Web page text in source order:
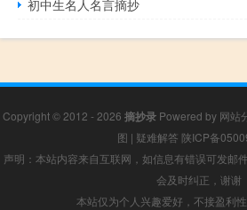
初中生名人名言摘抄
Copyright © 2012 - 2026 摘抄录 Powered by 网站
图 | 疑难解答 陕ICP备
声明：本站内容来自互联网，如信息有错误可发邮
会及时纠正，谢谢
本站仅为个人兴趣爱好，不接盈利